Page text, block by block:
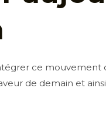
ce mouvement
de demain et